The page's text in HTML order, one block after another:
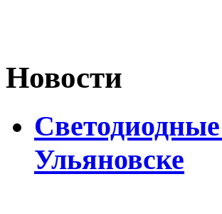
Новости
Ульяновске